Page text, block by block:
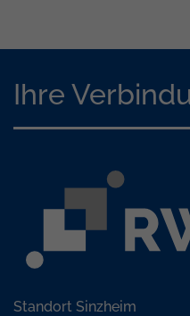
Ihre
Standort Sinzheim